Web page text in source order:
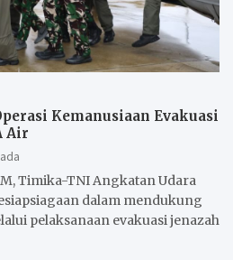
Kemanusiaan Evakuasi
Air
Timika-TNI Angkatan Udara
dalam mendukung
pelaksanaan evakuasi jenazah